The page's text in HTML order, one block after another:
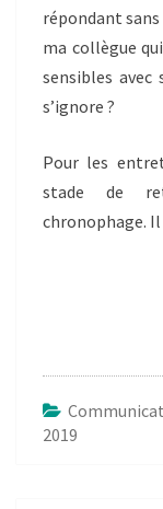
répondant sans
ma collègue
sensibles avec
s’ignore ?
Pour les
stade de
chronophage. Il
2019